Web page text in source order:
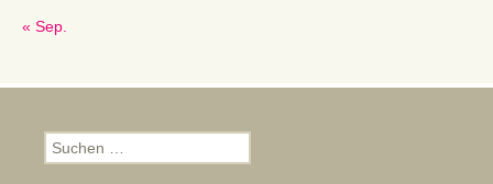
« Sep.
Suchen
nach: